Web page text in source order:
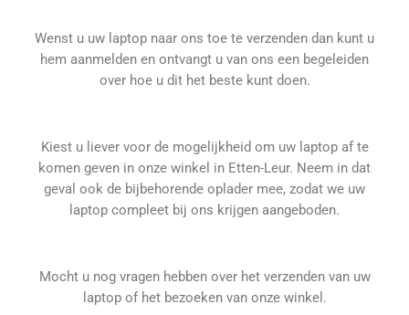
Wenst u uw laptop naar ons toe te verzenden dan kunt u
hem aanmelden en ontvangt u van ons een begeleiden
over hoe u dit het beste kunt doen.
Kiest u liever voor de mogelijkheid om uw laptop af te
komen geven in onze winkel in Etten-Leur. Neem in dat
geval ook de bijbehorende oplader mee, zodat we uw
laptop compleet bij ons krijgen aangeboden.
Mocht u nog vragen hebben over het verzenden van uw
laptop of het bezoeken van onze winkel.